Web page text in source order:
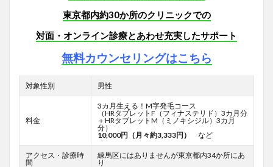
東京都内約30か所のクリニックでの
対面・オンライン診療とあわせ充実したサポート
無料カウンセリングはこちら
対象性別 男性
料金
3カ月生える！M字発毛コース
（HRタブレットF （フィナステリド）3カ月分
＋HRタブレットM（ミノキシジル）3カ月
分）
10,000円（月々約3,333円） など
アクセス・診療時
間
練馬区にはありませんが東京都内34か所にあ
り